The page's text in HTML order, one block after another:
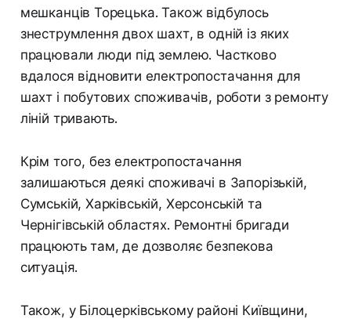
мешканців Торецька. Також відбулось
знеструмлення двох шахт, в одній із яких
працювали люди під землею. Частково
вдалося відновити електропостачання для
шахт і побутових споживачів, роботи з ремонту
ліній тривають.
Крім того, без електропостачання
залишаються деякі споживачі в Запорізькій,
Сумській, Харківській, Херсонській та
Чернігівській областях. Ремонтні бригади
працюють там, де дозволяє безпекова
ситуація.
Також, у Білоцерківському районі Київщини,